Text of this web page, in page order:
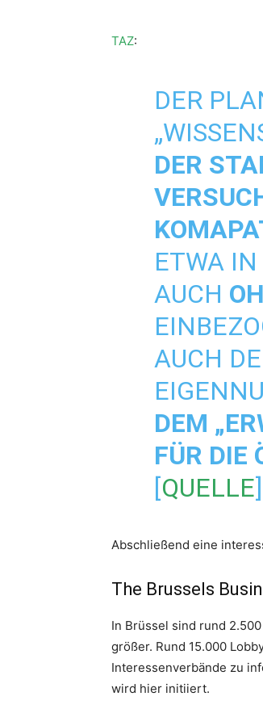
TAZ:
DER
DER
ETWA
AUCH
AUCH
DEM
FÜR DIE
[QUELLE]
Abschließend eine
The Brussels
In Brüssel sind rund
größer. Rund 15.000
Interessenverbände zu
wird hier initiiert.